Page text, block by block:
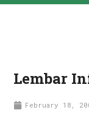
Lembar
February 18,